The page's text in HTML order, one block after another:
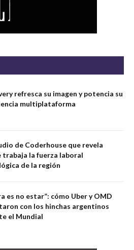
refresca su imagen y potencia su
multiplataforma
de Coderhouse que revela
trabaja la fuerza laboral
de la región
es no estar”: cómo Uber y OMD
con los hinchas argentinos
el Mundial